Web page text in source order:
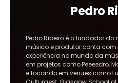
Pedro
Pedro Ribeiro é o fundador
músico e produtor conta com
experiência no mundo da
em projetos como Peeeedro,
e tocando em venues como